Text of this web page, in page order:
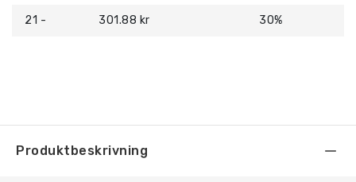
21 - 301.88 kr 30%
Produktbeskrivning